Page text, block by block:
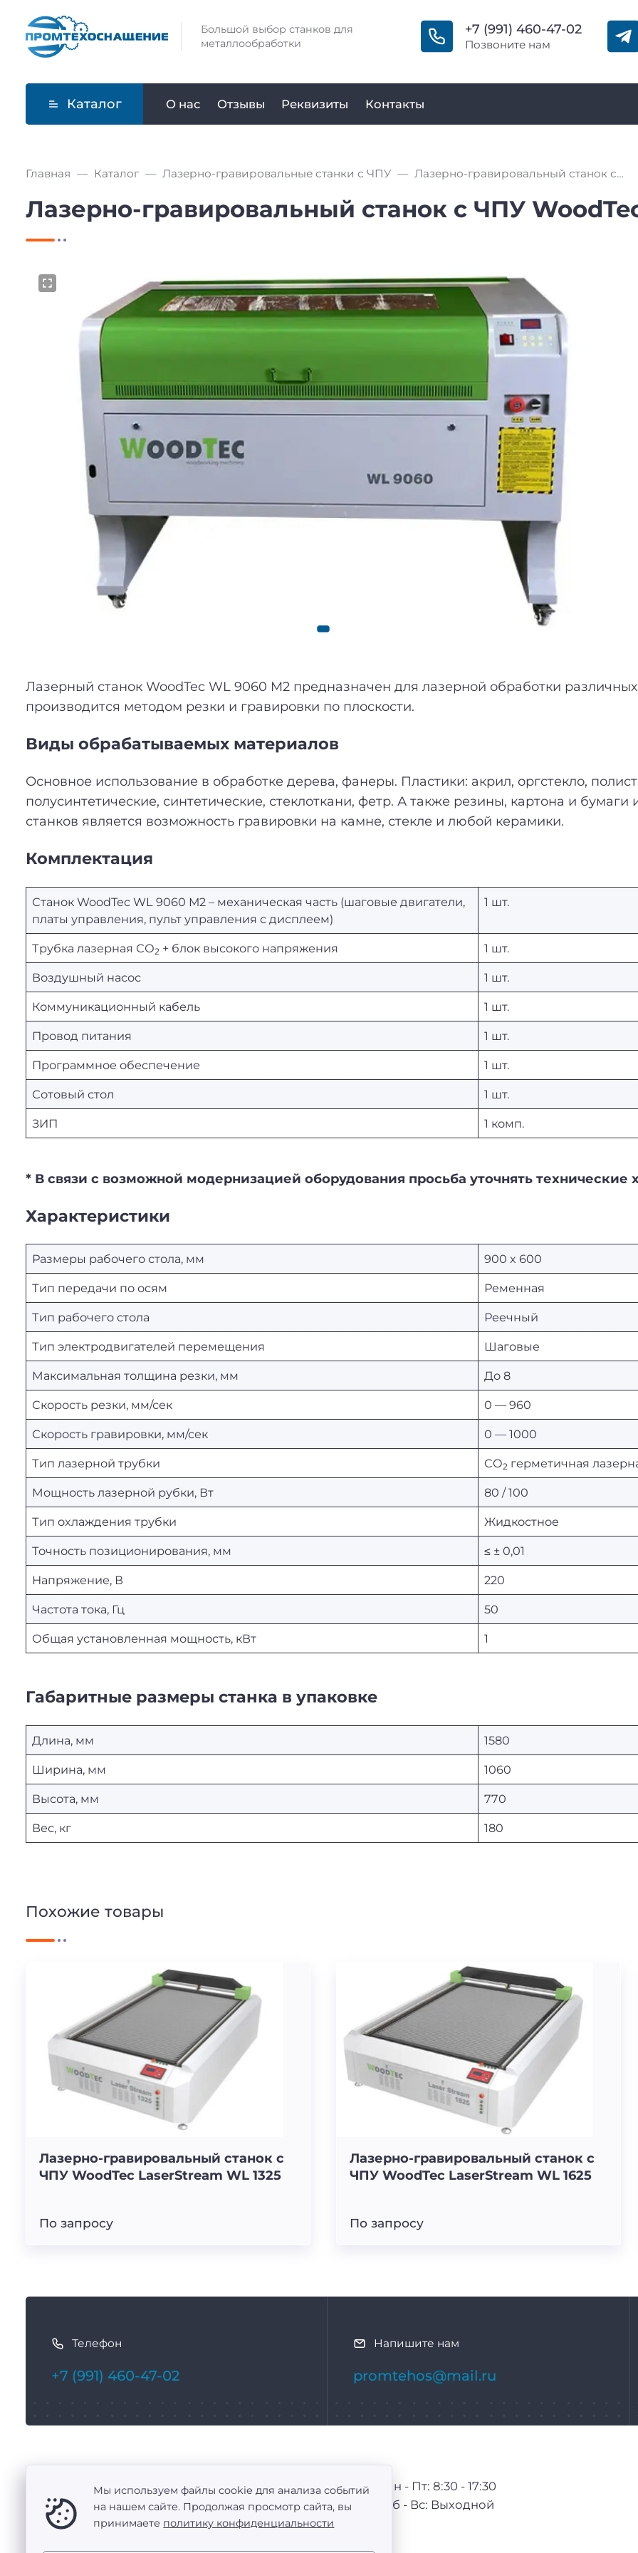
Большой выбор станков для
металлообработки
+7 (991) 460-47-02
Позвоните нам
Каталог О нас Отзывы Реквизиты Контакты
Главная Каталог Лазерно-гравировальные станки с ЧПУ Лазерно-гравировальный станок с ЧПУ WoodTec WL 9060 M2 ECO
Лазерно-гравировальный станок с ЧПУ
Лазерный станок WoodTec WL 9060 M2 предназначен для лазерной обработки
производится методом резки и гравировки по плоскости.
Виды обрабатываемых материалов
Основное использование в обработке дерева, фанеры. Пластики: акрил, оргстекло,
полусинтетические, синтетические, стеклоткани, фетр. А также резины, картона и
станков является возможность гравировки на камне, стекле и любой керамики.
Комплектация
Станок WoodTec WL 9060 M2 – механическая часть (шаговые двигатели,
платы управления, пульт управления с дисплеем)
1 шт.
Трубка лазерная СО2 + блок высокого напряжения 1 шт.
Воздушный насос 1 шт.
Коммуникационный кабель 1 шт.
Провод питания 1 шт.
Программное обеспечение 1 шт.
Сотовый стол 1 шт.
ЗИП 1 комп.
* В связи с возможной модернизацией оборудования просьба уточнять технические
Характеристики
Размеры рабочего стола, мм 900 х 600
Тип передачи по осям Ременная
Тип рабочего стола Реечный
Тип электродвигателей перемещения Шаговые
Максимальная толщина резки, мм До 8
Скорость резки, мм/сек 0 — 960
Скорость гравировки, мм/сек 0 — 1000
Тип лазерной трубки CO2 герметичная
Мощность лазерной рубки, Вт 80 / 100
Тип охлаждения трубки Жидкостное
Точность позиционирования, мм ≤ ± 0,01
Напряжение, В 220
Частота тока, Гц 50
Общая установленная мощность, кВт 1
Габаритные размеры станка в упаковке
Длина, мм 1580
Ширина, мм 1060
Высота, мм 770
Вес, кг 180
Похожие товары
Лазерно-гравировальный станок с
ЧПУ WoodTec LaserStream WL 1325
По запросу
Лазерно-гравировальный станок с
ЧПУ WoodTec LaserStream WL 1625
По запросу
з
т
Телефон
+7 (991) 460-47-02
Напишите нам
promtehos@mail.ru
Балаково
ул. Набережная Леонова, д. 63/1
Пн - Пт: 8:30 - 17:30
Сб - Вс: Выходной
Мы используем файлы cookie для анализа событий
на нашем сайте. Продолжая просмотр сайта, вы
принимаете политику конфиденциальности